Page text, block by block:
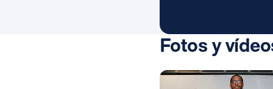
Fotos y